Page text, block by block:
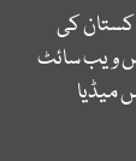
کی
ویب سائٹ
میڈیا